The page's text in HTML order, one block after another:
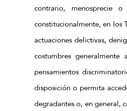
contrario, menosprecie
constitucionalmente, en los
actuaciones delictivas,
costumbres
pensamientos
disposición o permita
degradantes o, en general,